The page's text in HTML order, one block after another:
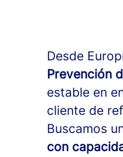
Desde
Prevención
estable en
cliente de
Buscamos
con